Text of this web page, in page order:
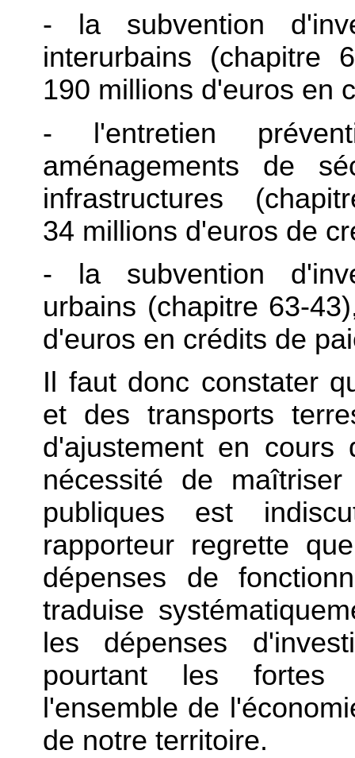
- la subvention
interurbains (chapitre
190 millions d'euros en
- l'entretien
aménagements de
infrastructures
34 millions d'euros de
- la subvention
urbains (chapitre 63-
d'euros en crédits de
Il faut donc constater
et des transports
d'ajustement en cours
nécessité de
publiques est
rapporteur regrette
dépenses de
traduise
les dépenses
pourtant les fortes
l'ensemble de
de notre territoire.